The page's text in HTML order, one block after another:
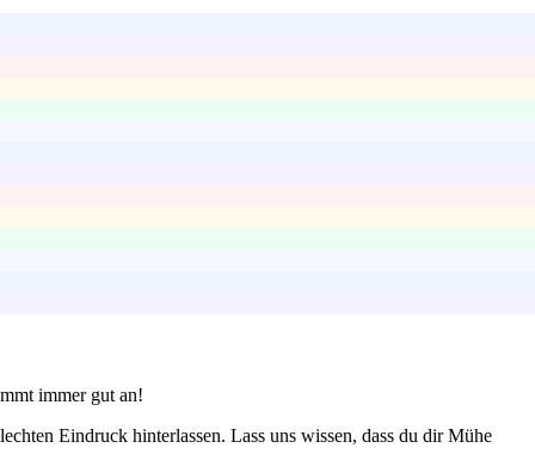
immer gut an!
Eindruck hinterlassen. Lass uns wissen, dass du dir Mühe